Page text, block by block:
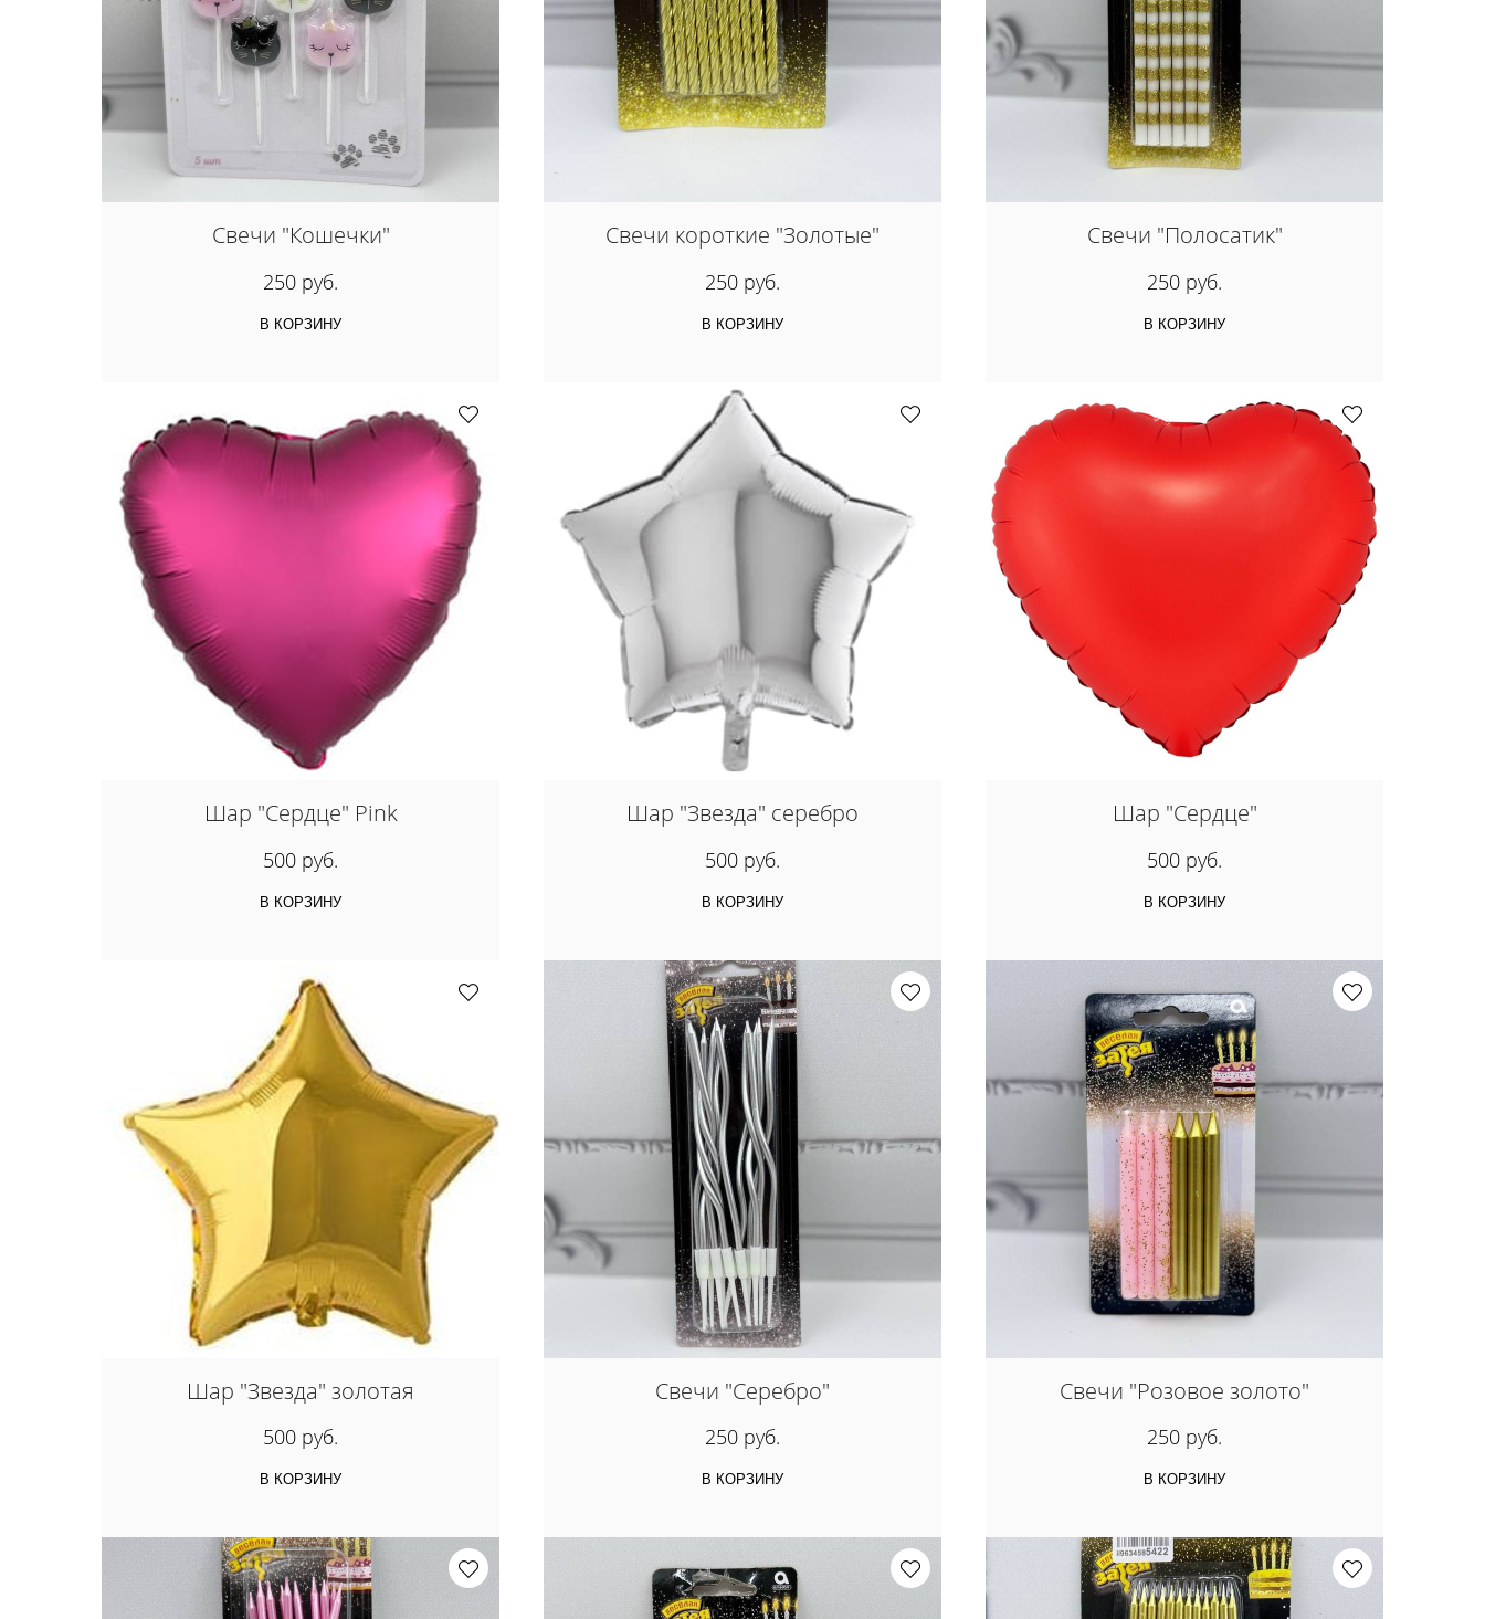
Свечи "Кошечки"
250 руб.
В КОРЗИНУ
Свечи короткие "Золотые"
250 руб.
В КОРЗИНУ
Свечи "Полосатик"
250 руб.
В КОРЗИНУ
Шар "Сердце" Pink
500 руб.
В КОРЗИНУ
Шар "Звезда" серебро
500 руб.
В КОРЗИНУ
Шар "Сердце"
500 руб.
В КОРЗИНУ
Шар "Звезда" золотая
500 руб.
В КОРЗИНУ
Свечи "Серебро"
250 руб.
В КОРЗИНУ
Свечи "Розовое золото"
250 руб.
В КОРЗИНУ